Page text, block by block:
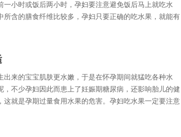
小时或饭后两小时，孕妇要注意避免饭后马上就吃水
所含的膳食纤维比较多，孕妇只要正确的吃水果，就能有
来的宝宝肌肤更水嫩，于是在怀孕期间就猛吃各种水
，不少孕妇因此而患上了妊娠期糖尿病，还影响胎儿的健
这就是孕期过量食用水果的危害。孕妇吃水果一定要注意